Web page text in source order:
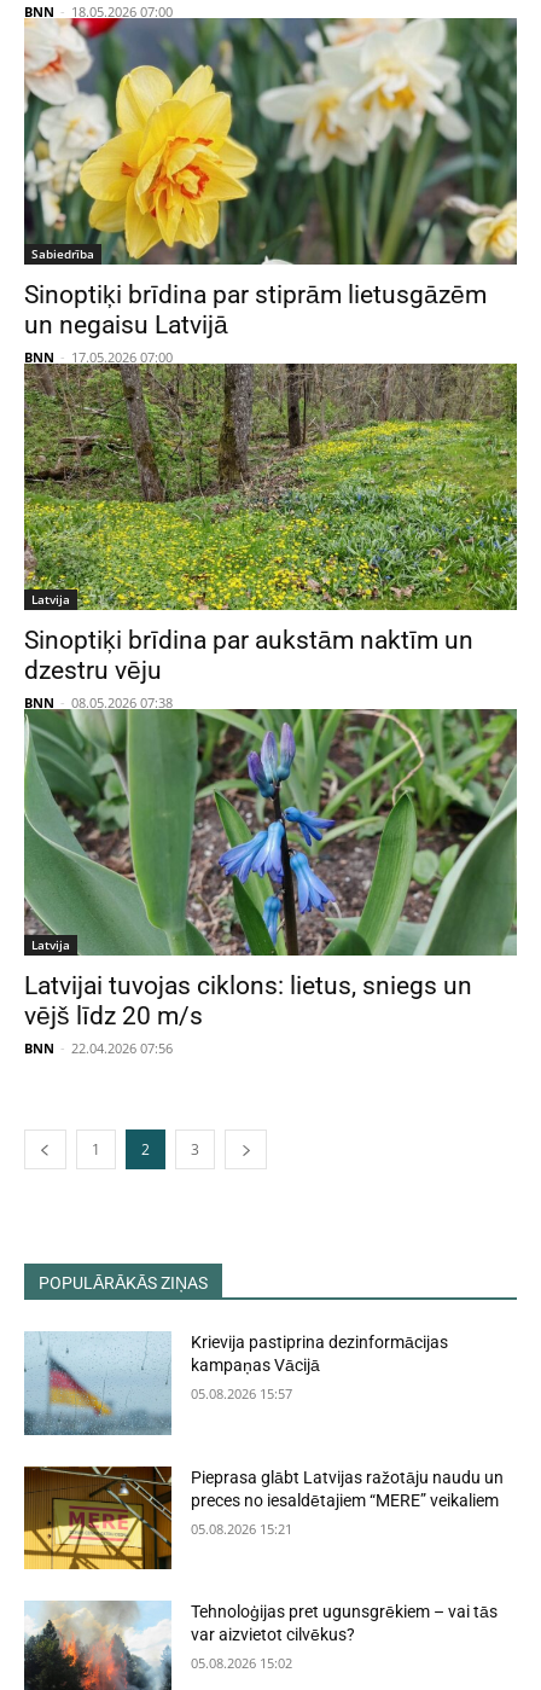
BNN - 18.05.2026 07:00
Sabiedrība
Sinoptiķi brīdina par stiprām lietusgāzēm
un negaisu Latvijā
BNN - 17.05.2026 07:00
Latvija
Sinoptiķi brīdina par aukstām naktīm un
dzestru vēju
BNN - 08.05.2026 07:38
Latvija
Latvijai tuvojas ciklons: lietus, sniegs un
vējš līdz 20 m/s
BNN - 22.04.2026 07:56
1 2 3
POPULĀRĀKĀS ZIŅAS
Krievija pastiprina dezinformācijas
kampaņas Vācijā
05.08.2026 15:57
Pieprasa glābt Latvijas ražotāju naudu un
preces no iesaldētajiem “MERE” veikaliem
05.08.2026 15:21
Tehnoloģijas pret ugunsgrēkiem – vai tās
var aizvietot cilvēkus?
05.08.2026 15:02